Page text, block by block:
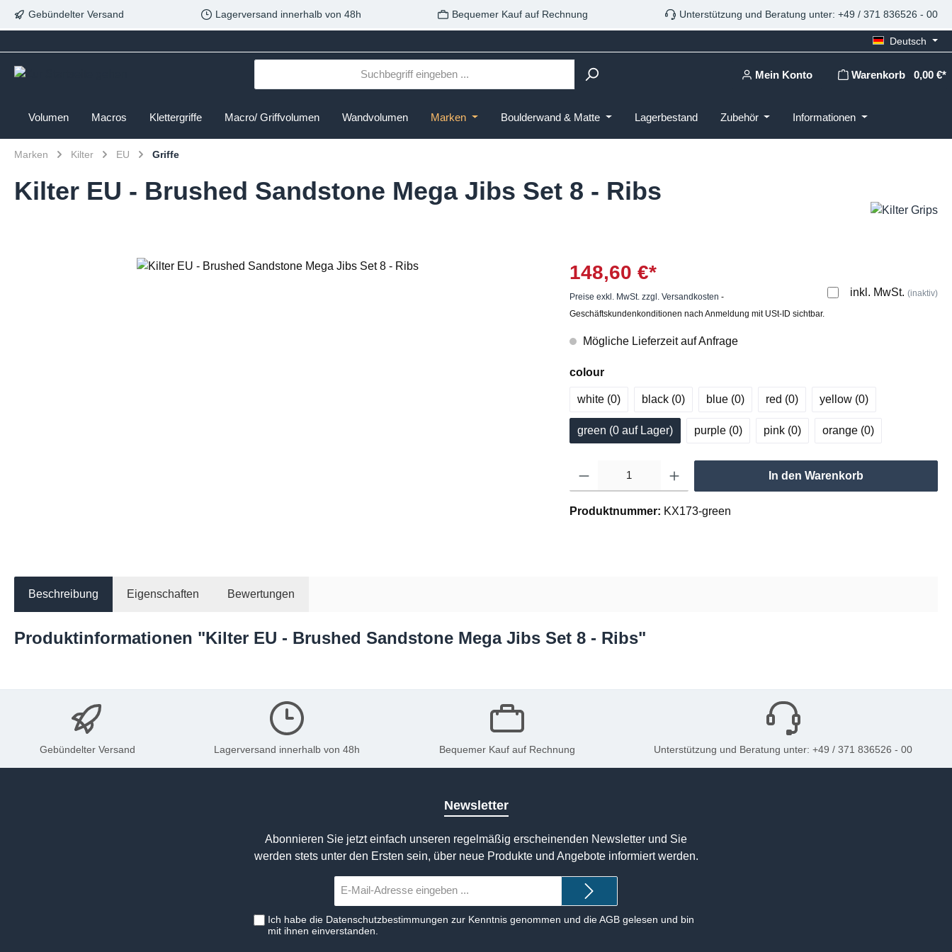
Gebündelter Versand Lagerversand innerhalb von 48h Bequemer Kauf auf Rechnung Unterstützung und Beratung unter: +49 / 371 836526 - 00
Deutsch
Mein Konto Warenkorb 0,00 €*
Volumen Macros Klettergriffe Macro/ Griffvolumen Wandvolumen Marken Boulderwand & Matte Lagerbestand Zubehör Informationen
Marken Kilter EU Griffe
Kilter EU - Brushed Sandstone Mega Jibs Set 8 - Ribs
148,60 €*
inkl. MwSt. (inaktiv)
Preise exkl. MwSt. zzgl. Versandkosten -
Geschäftskundenkonditionen nach Anmeldung mit USt-ID sichtbar.
Mögliche Lieferzeit auf Anfrage
colour
white (0) black (0) blue (0) red (0) yellow (0)
green (0 auf Lager) purple (0) pink (0) orange (0)
In den Warenkorb
Produktnummer: KX173-green
Beschreibung Eigenschaften Bewertungen
Produktinformationen "Kilter EU - Brushed Sandstone Mega Jibs Set 8 - Ribs"
Gebündelter Versand Lagerversand innerhalb von 48h Bequemer Kauf auf Rechnung Unterstützung und Beratung unter: +49 / 371 836526 - 00
Newsletter
Abonnieren Sie jetzt einfach unseren regelmäßig erscheinenden Newsletter und Sie
werden stets unter den Ersten sein, über neue Produkte und Angebote informiert werden.
Mail-
Adresse*
Ich habe die Datenschutzbestimmungen zur Kenntnis genommen und dieAGB gelesen und bin
mit ihnen einverstanden.